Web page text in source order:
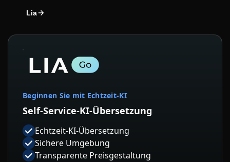
Lia
Beginnen Sie mit Echtzeit-KI
Self-Service-KI-Übersetzung
Echtzeit-KI-Übersetzung
Sichere Umgebung
Transparente Preisgestaltung